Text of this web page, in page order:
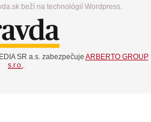
beží na technológií Wordpress.
SR a.s. zabezpečuje ARBERTO GROUP
s.r.o..